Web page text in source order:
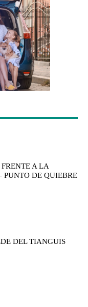
A LA
PUNTO DE QUIEBRE
DEL TIANGUIS